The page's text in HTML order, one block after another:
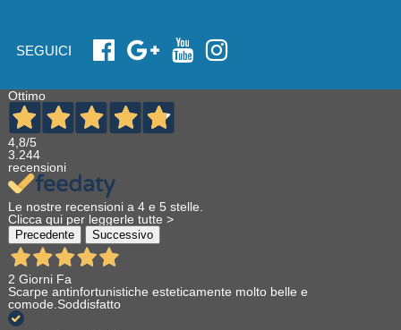
SEGUICI
Ottimo
4,8/5
3.244
recensioni
Le nostre recensioni a 4 e 5 stelle.
Clicca qui per leggerle tutte >
Precedente Successivo
2 Giorni Fa
Scarpe antinfortunistiche esteticamente molto belle e
comode.Soddisfatto